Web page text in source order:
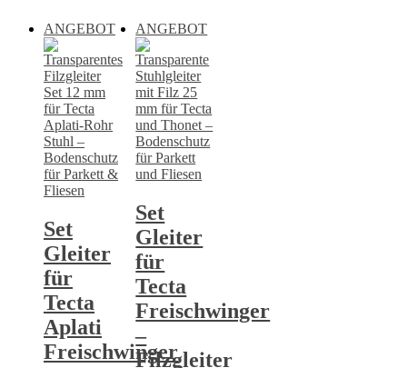
ANGEBOT
Set
Gleiter
für
Tecta
Aplati
Freischwinger
ANGEBOT
Set
Gleiter
für
Tecta
Freischwinger
–
Filzgleiter